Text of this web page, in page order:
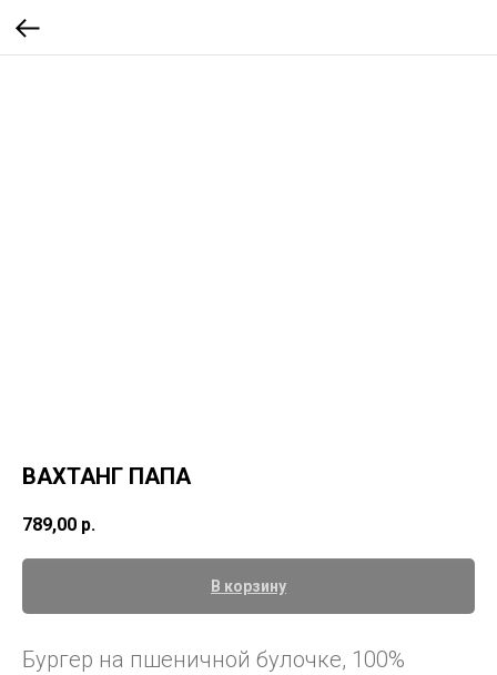
ВАХТАНГ ПАПА
789,00 р.
В корзину
Бургер на пшеничной булочке, 100%